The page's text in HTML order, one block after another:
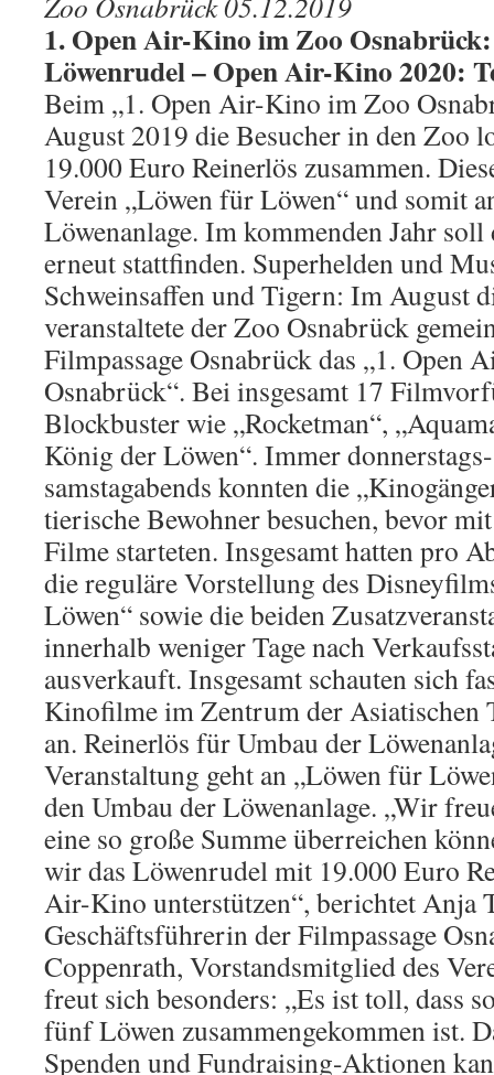
1. Open Air-Kino im Zoo
Löwenrudel – Open Air-Kino 2020:
Beim „1. Open Air-Kino im Zoo
August 2019 die Besucher in den Zoo
19.000 Euro Reinerlös zusammen.
Verein „Löwen für Löwen“ und somit
Löwenanlage. Im kommenden Jahr
erneut stattfinden. Superhelden und
Schweinsaffen und Tigern: Im August
veranstaltete der Zoo Osnabrück
Filmpassage Osnabrück das „1. Open
Osnabrück“. Bei insgesamt 17
Blockbuster wie „Rocketman“,
König der Löwen“. Immer
samstagabends konnten die
tierische Bewohner besuchen, bevor
Filme starteten. Insgesamt hatten pro
die reguläre Vorstellung des
Löwen“ sowie die beiden
innerhalb weniger Tage nach
ausverkauft. Insgesamt schauten sich
Kinofilme im Zentrum der Asiatischen
an. Reinerlös für Umbau der
Veranstaltung geht an „Löwen für
den Umbau der Löwenanlage. „Wir
eine so große Summe überreichen
wir das Löwenrudel mit 19.000 Euro
Air-Kino unterstützen“, berichtet Anja
Geschäftsführerin der Filmpassage
Coppenrath, Vorstandsmitglied des
freut sich besonders: „Es ist toll, dass
fünf Löwen zusammengekommen ist.
Spenden und Fundraising-Aktionen